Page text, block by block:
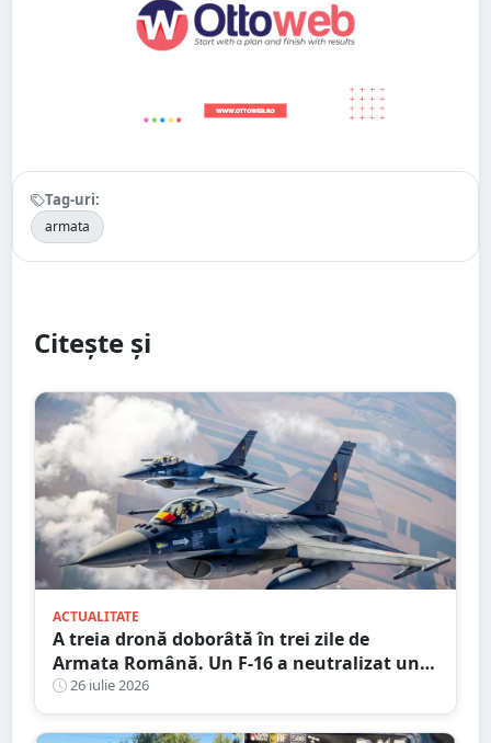
Tag-uri:
armata
Citește și
ACTUALITATE
A treia dronă doborâtă în trei zile de
Armata Română. Un F-16 a neutralizat un
aparat fără pilot deasupra Mării Negre
26 iulie 2026